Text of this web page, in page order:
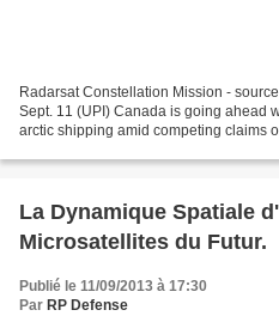
Radarsat Constellation Mission -
Sept. 11 (UPI) Canada is going ahead
arctic shipping amid competing claims
La Dynamique Spatiale
Microsatellites du Futur.
Publié le 11/09/2013 à 17:30
Par RP Defense